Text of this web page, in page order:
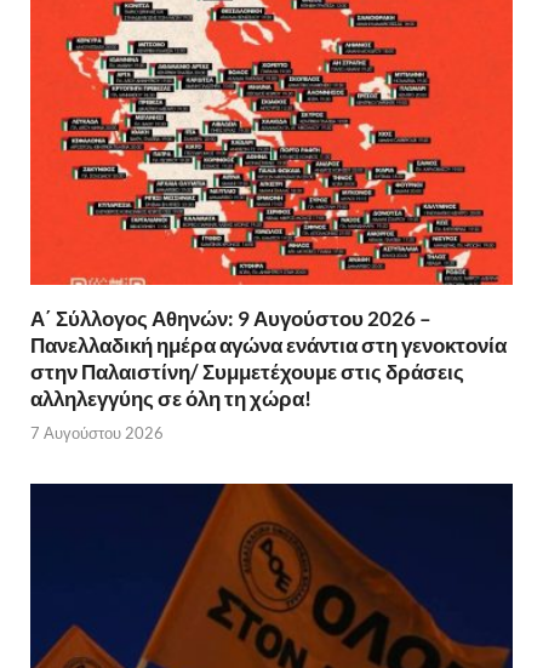
Α΄ Σύλλογος Αθηνών: 9 Αυγούστου 2026 –
Πανελλαδική ημέρα αγώνα ενάντια στη γενοκτονία
στην Παλαιστίνη/ Συμμετέχουμε στις δράσεις
αλληλεγγύης σε όλη τη χώρα!
7 Αυγούστου 2026